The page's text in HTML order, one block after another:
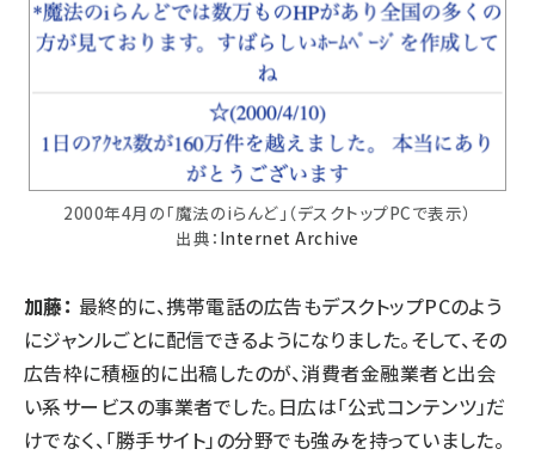
2000年4月の「魔法のiらんど」（デスクトップPCで表示）
出典： Internet Archive
加藤： 最終的に、携帯電話の広告もデスクトップPCのよう
にジャンルごとに配信できるようになりました。そして、その
広告枠に積極的に出稿したのが、消費者金融業者と出会
い系サービスの事業者でした。日広は「公式コンテンツ」だ
けでなく、「勝手サイト」の分野でも強みを持っていました。